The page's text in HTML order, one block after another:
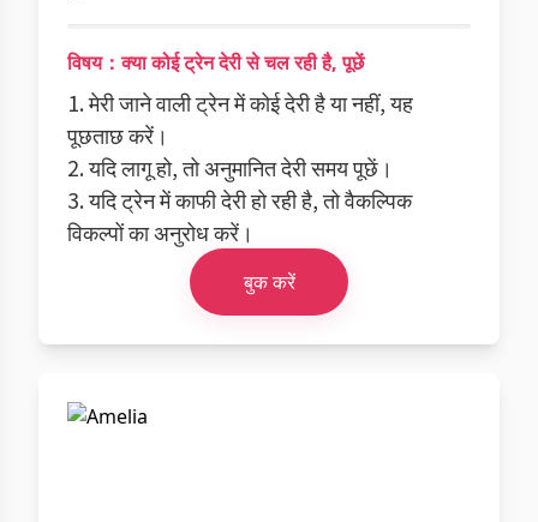
विषय：क्या कोई ट्रेन देरी से चल रही है, पूछें
1. मेरी जाने वाली ट्रेन में कोई देरी है या नहीं, यह
पूछताछ करें।
2. यदि लागू हो, तो अनुमानित देरी समय पूछें।
3. यदि ट्रेन में काफी देरी हो रही है, तो वैकल्पिक
विकल्पों का अनुरोध करें।
बुक करें